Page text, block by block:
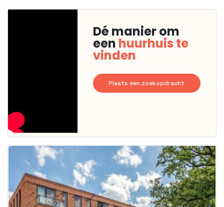
Dé manier om
een huurhuis te
vinden
Plaats een zoekopdracht
Deze woning
waarschijnlijk
al verhuurd
Om kans te
maken moet je
binnen 15